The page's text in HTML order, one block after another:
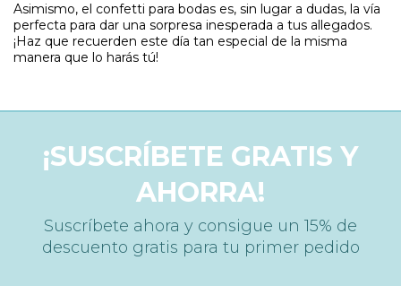
Asimismo, el confetti para bodas es, sin lugar a dudas, la vía
perfecta para dar una sorpresa inesperada a tus allegados.
¡Haz que recuerden este día tan especial de la misma
manera que lo harás tú!
¡SUSCRÍBETE GRATIS Y
AHORRA!
Suscríbete ahora y consigue un 15% de
descuento gratis para tu primer pedido